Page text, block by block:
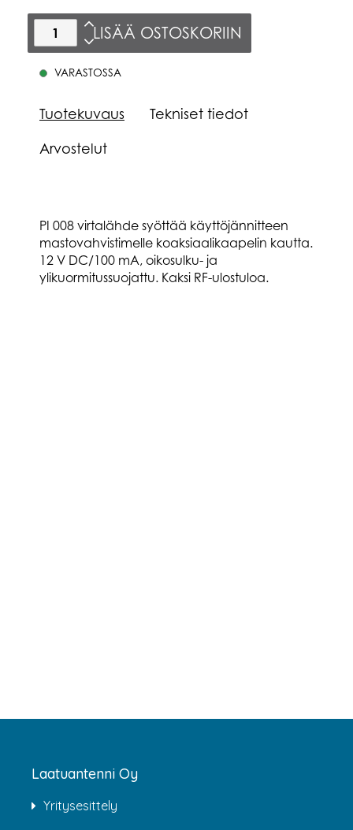
LISÄÄ OSTOSKORIIN
VARASTOSSA
Tuotekuvaus
Tekniset tiedot
Arvostelut
PI 008 virtalähde syöttää käyttöjännitteen
mastovahvistimelle koaksiaalikaapelin kautta.
12 V DC/100 mA, oikosulku- ja
ylikuormitussuojattu. Kaksi RF-ulostuloa.
Laatuantenni Oy
Yritysesittely